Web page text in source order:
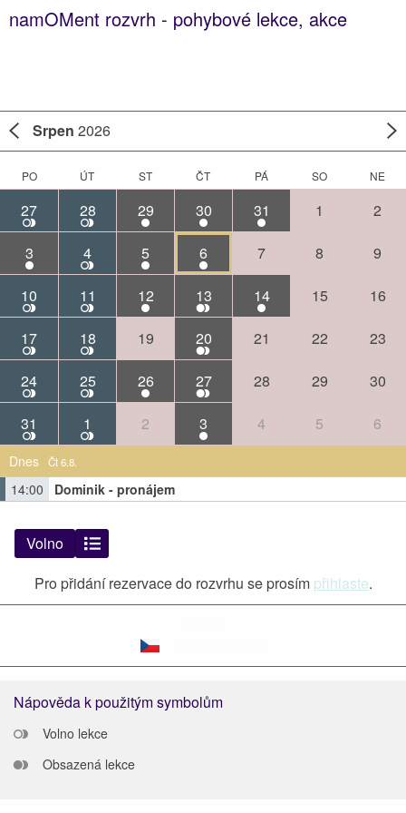
namOMent rozvrh - pohybové lekce, akce
Srpen 2026
PO ÚT ST ČT PÁ SO NE
27 28 29 30 31 1 2
3 4 5 6 7 8 9
10 11 12 13 14 15 16
17 18 19 20 21 22 23
24 25 26 27 28 29 30
31 1 2 3 4 5 6
Dnes Čt 6.8.
14:00 Dominik - pronájem
Volno
Pro přidání rezervace do rozvrhu se prosím přihlaste.
Nápověda k použitým symbolům
Volno lekce
Obsazená lekce